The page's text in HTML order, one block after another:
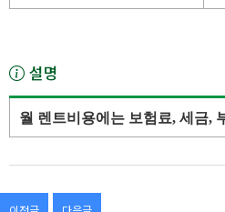
설명
월 렌트비용에는 보험료, 세금,